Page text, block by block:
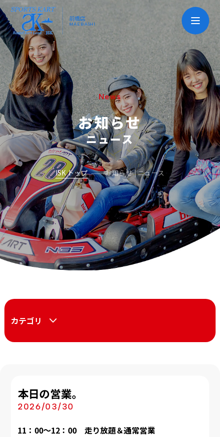
前橋店
MAEBASHI
News
お知らせ
ニュース
ISK トップ お知らせ | ニュース
カテゴリ
本日の営業。
2026/03/30
11：00～12：00 走り放題＆通常営業